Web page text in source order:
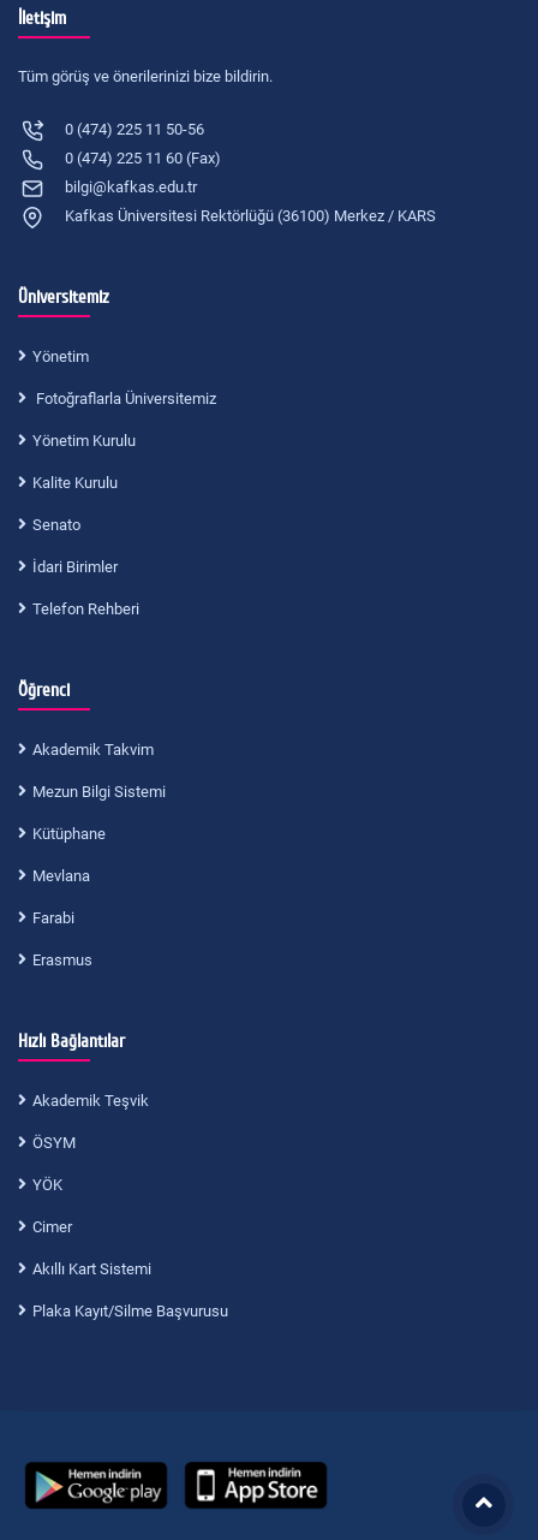
İletişim
Tüm görüş ve önerilerinizi bize bildirin.
0 (474) 225 11 50-56
0 (474) 225 11 60 (Fax)
bilgi@kafkas.edu.tr
Kafkas Üniversitesi Rektörlüğü (36100) Merkez / KARS
Üniversitemiz
Yönetim
Fotoğraflarla Üniversitemiz
Yönetim Kurulu
Kalite Kurulu
Senato
İdari Birimler
Telefon Rehberi
Öğrenci
Akademik Takvim
Mezun Bilgi Sistemi
Kütüphane
Mevlana
Farabi
Erasmus
Hızlı Bağlantılar
Akademik Teşvik
ÖSYM
YÖK
Cimer
Akıllı Kart Sistemi
Plaka Kayıt/Silme Başvurusu